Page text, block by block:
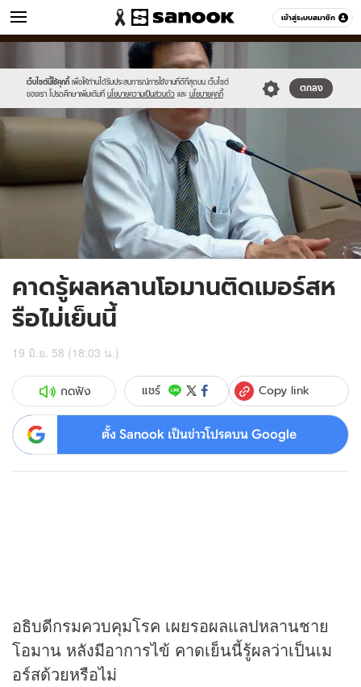
เข้าสู่ระบบสมาชิก
ข่าว หมวดอื่นๆ
เว็บไซต์นี้ใช้คุกกี้ เพื่อให้ท่านได้รับประสบการณ์การใช้งานที่ดีที่สุดบน เว็บไซต์
ของเรา โปรดศึกษาเพิ่มเติมที่ นโยบายความเป็นส่วนตัว และ นโยบายคุกกี้
ตกลง
//s.isanook.com/sr/0/images/logo-
new-
sanook.png
//s.isanook.com/ns/0/ud/363/1815310/626125-
01.jpg
คาดรู้ผลหลานโอมานติดเมอร์สห
รือไม่เย็นนี้
19 มิ.ย. 58 (18:03 น.)
กดฟัง แชร์ Copy link
ตั้ง Sanook เป็นข่าวโปรดบน Google
อธิบดีกรมควบคุมโรค เผยรอผลแลปหลานชาย
โอมาน หลังมีอาการไข้ คาดเย็นนี้รู้ผลว่าเป็นเม
อร์สด้วยหรือไม่